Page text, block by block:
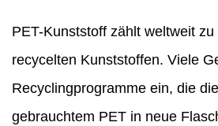
PET-Kunststoff zählt weltweit
recycelten Kunststoffen. Viele
Recyclingprogramme ein, die
gebrauchtem PET in neue